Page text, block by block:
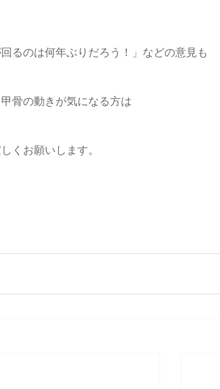
るのは何年ぶりだろう！」などの意見も
骨の動きが気になる方は
くお願いします。